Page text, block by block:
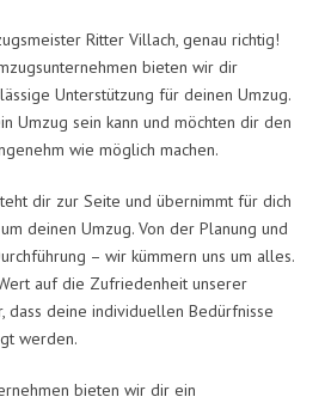
Ritter Villach, genau richtig!
bieten wir dir
Unterstützung für deinen Umzug.
Umzug sein kann und möchten dir den
wie möglich machen.
dir zur Seite und übernimmt für dich
deinen Umzug. Von der Planung und
– wir kümmern uns um alles.
auf die Zufriedenheit unserer
dass deine individuellen Bedürfnisse
werden.
bieten wir dir ein